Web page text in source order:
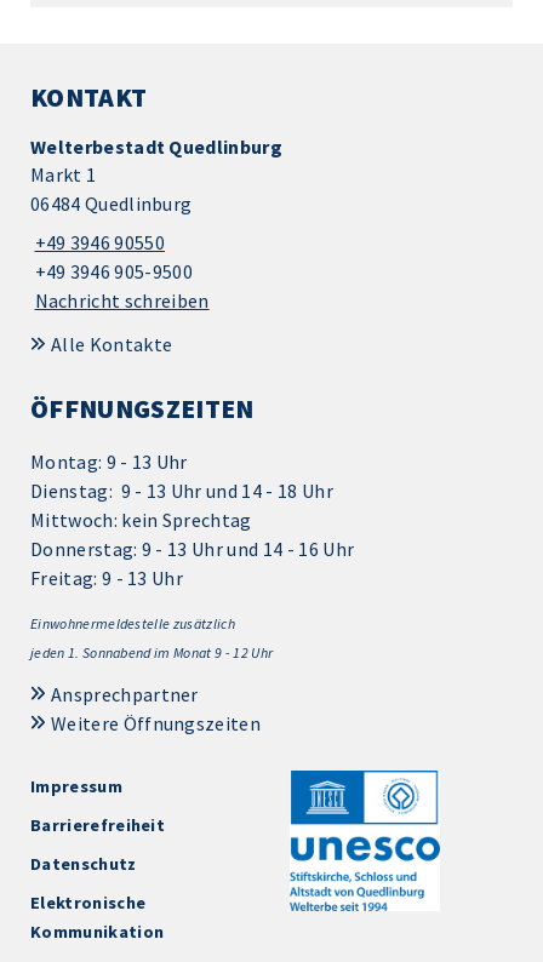
KONTAKT
Welterbestadt Quedlinburg
Markt 1
06484 Quedlinburg
+49 3946 90550
+49 3946 905-9500
Nachricht schreiben
Alle Kontakte
ÖFFNUNGSZEITEN
Montag: 9 - 13 Uhr
Dienstag: 9 - 13 Uhr und 14 - 18 Uhr
Mittwoch: kein Sprechtag
Donnerstag: 9 - 13 Uhr und 14 - 16 Uhr
Freitag: 9 - 13 Uhr
Einwohnermeldestelle zusätzlich
jeden 1. Sonnabend im Monat 9 - 12 Uhr
Ansprechpartner
Weitere Öffnungszeiten
Impressum
Barrierefreiheit
Datenschutz
Elektronische
Kommunikation